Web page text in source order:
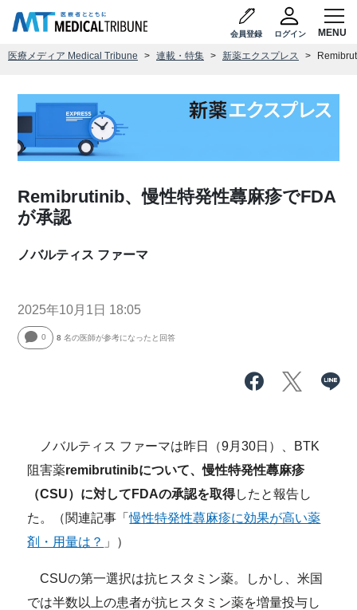
会員登録 ログイン
医療メディア Medical Tribune 連載・特集 新薬エクスプレス
Remibrutinib、慢性特発性蕁麻疹でFDA
が承認
ノバルティス ファーマ
2025年10月1日 18:05
0 8 名の医師が参考になったと回答
ノバルティス ファーマは昨日（9月30日）、BTK
阻害薬remibrutinibについて、慢性特発性蕁麻疹
（CSU）に対してFDAの承認を取得したと報告し
た。（関連記事「慢性特発性蕁麻疹に効果が高い薬
剤・用量は？ 」）
CSUの第一選択は抗ヒスタミン薬。しかし、米国
では半数以上の患者が抗ヒスタミン薬を増量投与し